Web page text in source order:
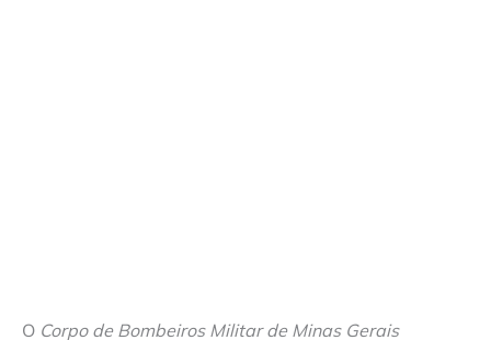
O Corpo de Bombeiros Militar de Minas Gerais